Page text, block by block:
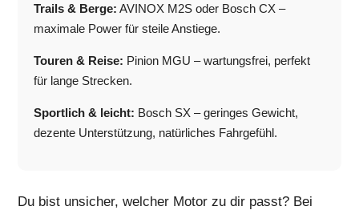
Trails & Berge: AVINOX M2S oder Bosch CX –
maximale Power für steile Anstiege.
Touren & Reise: Pinion MGU – wartungsfrei, perfekt
für lange Strecken.
Sportlich & leicht: Bosch SX – geringes Gewicht,
dezente Unterstützung, natürliches Fahrgefühl.
Du bist unsicher, welcher Motor zu dir passt? Bei